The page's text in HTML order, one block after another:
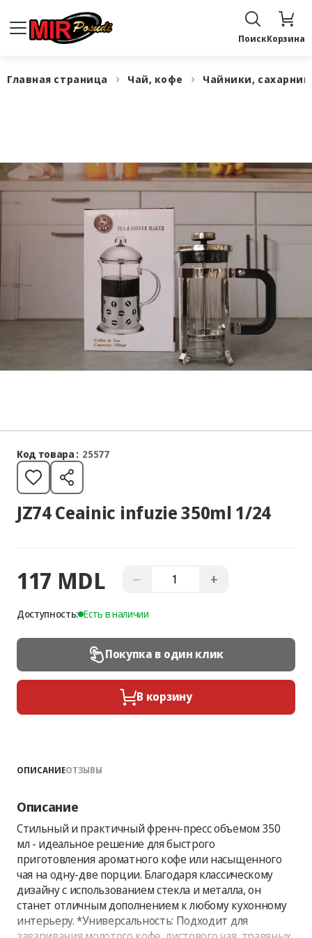
ПоискКорзина
Главная страница Чай, кофе Чайники,
Код товара : 25577
JZ74 Ceainic infuzie 350ml 1/24
117 MDL − +
Доступность: Есть в наличии
Покупка в один клик
В корзину
ОПИСАНИЕОТЗЫВЫ
Описание
Стильный и практичный френч-пресс объемом 350
мл - идеальное решение для быстрого
приготовления ароматного кофе или насыщенного
чая на одну-две порции. Благодаря классическому
дизайну с использованием стекла и металла, он
станет отличным дополнением к любому кухонному
интерьеру. *Универсальность: Подходит для